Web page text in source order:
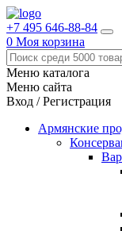
+7 495 646-88-84
0 Моя корзина
Меню каталога
Меню сайта
Вход / Регистрация
Армянские